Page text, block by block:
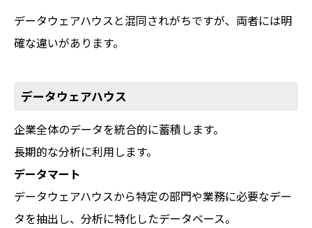
データウェアハウスと混同されがちですが、両者には明
確な違いがあります。
データウェアハウス
企業全体のデータを統合的に蓄積します。
長期的な分析に利用します。
データマート
データウェアハウスから特定の部門や業務に必要なデー
タを抽出し、分析に特化したデータベース。